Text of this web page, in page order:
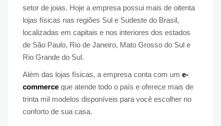
setor de joias. Hoje a empresa possui mais de oitenta
lojas físicas nas regiões Sul e Sudeste do Brasil,
localizadas em capitais e nos interiores dos estados
de São Paulo, Rio de Janeiro, Mato Grosso do Sul e
Rio Grande do Sul.
Além das lojas físicas, a empresa conta com um e-
commerce que atende todo o país e oferece mais de
trinta mil modelos disponíveis para você escolher no
conforto de sua casa.